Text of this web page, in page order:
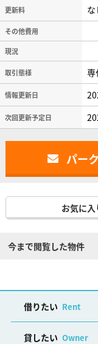
更新料 な
その他費用
現況
取引態様 専
情報更新日
次回更新予定日
パー
お気に
今まで閲覧した物件
借りたい Rent
貸したい Owner